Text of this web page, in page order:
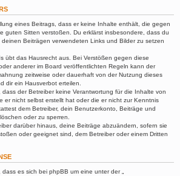
eines Beitrags, dass er keine Inhalte enthält, die gegen
guten Sitten verstoßen. Du erklärst insbesondere, dass du
Beiträgen verwendeten Links und Bilder zu setzen
übt das Hausrecht aus. Bei Verstößen gegen diese
anderer im Board veröffentlichten Regeln kann der
zeitweise oder dauerhaft von der Nutzung dieses
dir ein Hausverbot erteilen.
dass der Betreiber keine Verantwortung für die Inhalte von
er nicht selbst erstellt hat oder die er nicht zur Kenntnis
dem Betreiber, dein Benutzerkonto, Beiträge und
oder zu sperren.
darüber hinaus, deine Beiträge abzuändern, sofern sie
oder geeignet sind, dem Betreiber oder einem Dritten
es sich bei phpBB um eine unter der „